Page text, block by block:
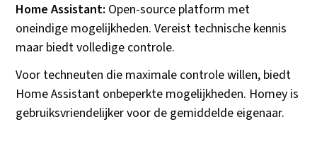
Home Assistant: Open-source platform met
oneindige mogelijkheden. Vereist technische kennis
maar biedt volledige controle.
Voor techneuten die maximale controle willen, biedt
Home Assistant onbeperkte mogelijkheden. Homey is
gebruiksvriendelijker voor de gemiddelde eigenaar.